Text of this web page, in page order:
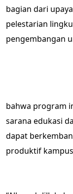
bagian dari
pelestarian
pengembangan
bahwa program
sarana edukasi
dapat
produktif